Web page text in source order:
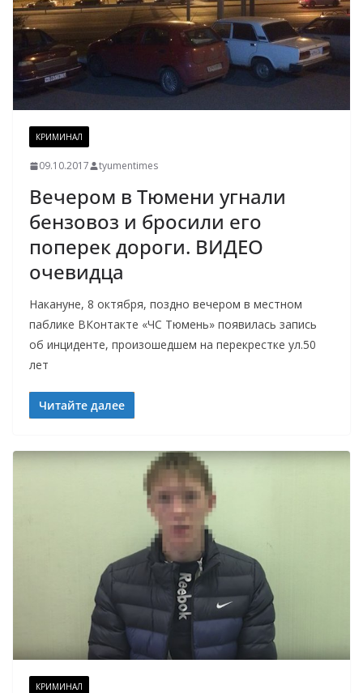
КРИМИНАЛ
09.10.2017 tyumentimes
Вечером в Тюмени угнали
бензовоз и бросили его
поперек дороги. ВИДЕО
очевидца
Накануне, 8 октября, поздно вечером в местном
паблике ВКонтакте «ЧС Тюмень» появилась запись
об инциденте, произошедшем на перекрестке ул.50
лет
Читайте далее
КРИМИНАЛ